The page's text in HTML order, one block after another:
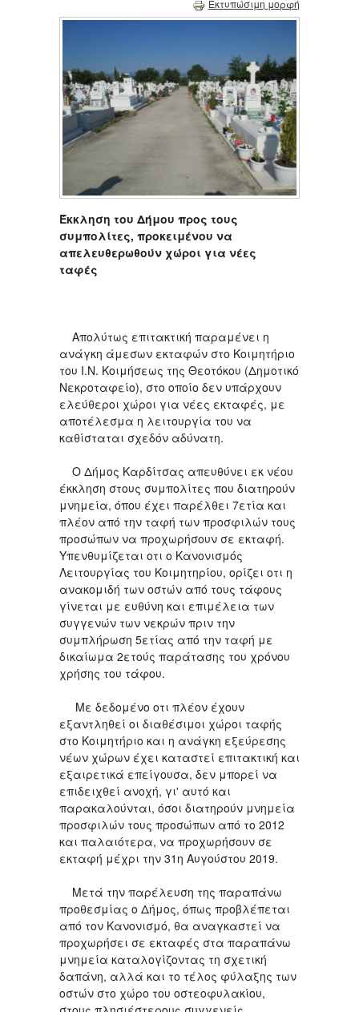
Εκτυπώσιμη μορφή
Έκκληση του Δήμου προς τους
συμπολίτες, προκειμένου να
απελευθερωθούν χώροι για νέες
ταφές
Απολύτως επιτακτική παραμένει η
ανάγκη άμεσων εκταφών στο Κοιμητήριο
του Ι.Ν. Κοιμήσεως της Θεοτόκου (Δημοτικό
Νεκροταφείο), στο οποίο δεν υπάρχουν
ελεύθεροι χώροι για νέες εκταφές, με
αποτέλεσμα η λειτουργία του να
καθίσταται σχεδόν αδύνατη.
Ο Δήμος Καρδίτσας απευθύνει εκ νέου
έκκληση στους συμπολίτες που διατηρούν
μνημεία, όπου έχει παρέλθει 7ετία και
πλέον από την ταφή των προσφιλών τους
προσώπων να προχωρήσουν σε εκταφή.
Υπενθυμίζεται οτι ο Κανονισμός
Λειτουργίας του Κοιμητηρίου, ορίζει οτι η
ανακομιδή των οστών από τους τάφους
γίνεται με ευθύνη και επιμέλεια των
συγγενών των νεκρών πριν την
συμπλήρωση 5ετίας από την ταφή με
δικαίωμα 2ετούς παράτασης του χρόνου
χρήσης του τάφου.
Με δεδομένο οτι πλέον έχουν
εξαντληθεί οι διαθέσιμοι χώροι ταφής
στο Κοιμητήριο και η ανάγκη εξεύρεσης
νέων χώρων έχει καταστεί επιτακτική και
εξαιρετικά επείγουσα, δεν μπορεί να
επιδειχθεί ανοχή, γι' αυτό και
παρακαλούνται, όσοι διατηρούν μνημεία
προσφιλών τους προσώπων από το 2012
και παλαιότερα, να προχωρήσουν σε
εκταφή μέχρι την 31η Αυγούστου 2019.
Μετά την παρέλευση της παραπάνω
προθεσμίας ο Δήμος, όπως προβλέπεται
από τον Κανονισμό, θα αναγκαστεί να
προχωρήσει σε εκταφές στα παραπάνω
μνημεία καταλογίζοντας τη σχετική
δαπάνη, αλλά και το τέλος φύλαξης των
οστών στο χώρο του οστεοφυλακίου,